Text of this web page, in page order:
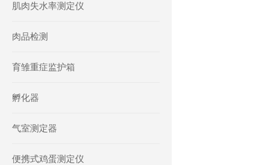
肌肉失水率测定仪
肉品检测
育雏重症监护箱
孵化器
气室测定器
便携式鸡蛋测定仪